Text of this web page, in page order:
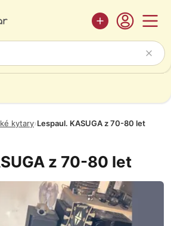
kytary›Lespaul. KASUGA z 70-80 let
z 70-80 let